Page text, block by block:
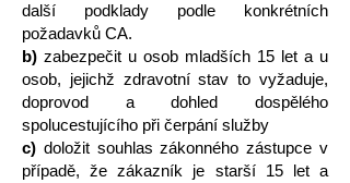
další podklady podle konkrétních
požadavků CA.
b) zabezpečit u osob mladších 15 let a u
osob, jejichž zdravotní stav to vyžaduje,
doprovod a dohled dospělého
spolucestujícího při čerpání služby
c) doložit souhlas zákonného zástupce v
případě, že zákazník je starší 15 let a